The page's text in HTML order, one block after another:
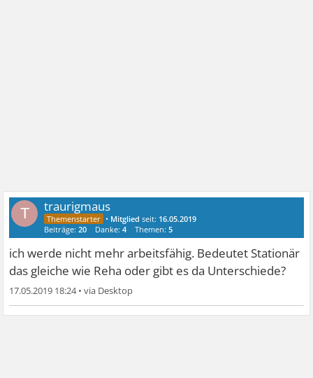
T traurigmaus
• Mitglied seit: 16.05.2019
Beiträge:20 Danke:4 Themen:5
ich werde nicht mehr arbeitsfähig. Bedeutet Stationär
das gleiche wie Reha oder gibt es da Unterschiede?
17.05.2019 18:24•